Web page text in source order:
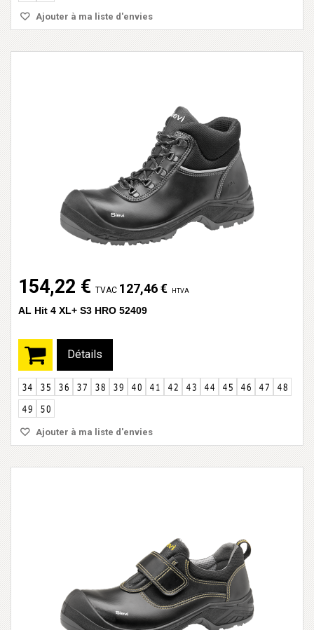
Ajouter à ma liste d'envies
154,22 € TVAC 127,46 € HTVA
AL Hit 4 XL+ S3 HRO 52409
Détails
Ajouter à ma liste d'envies